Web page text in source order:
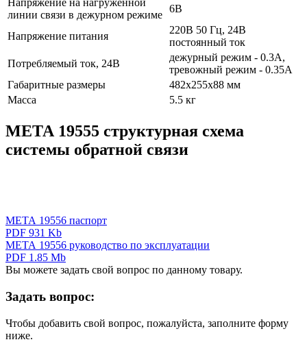
Напряжение на нагруженной
линии связи в дежурном режиме
6В
Напряжение питания
220В 50 Гц, 24В
постоянный ток
Потребляемый ток, 24В
дежурный режим - 0.3А,
тревожный режим - 0.35А
Габаритные размеры
482х255х88 мм
Масса
5.5 кг
МЕТА 19555 структурная схема
системы обратной связи
МЕТА 19556 паспорт
PDF 931 Kb
МЕТА 19556 руководство по эксплуатации
PDF 1.85 Mb
Вы можете задать свой вопрос по данному товару.
Задать вопрос:
Чтобы добавить свой вопрос, пожалуйста, заполните форму
ниже.